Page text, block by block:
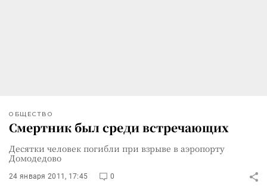
ОБЩЕСТВО
Смертник был среди встречающих
Десятки человек погибли при взрыве в аэропорту
Домодедово
24 января 2011, 17:45 0